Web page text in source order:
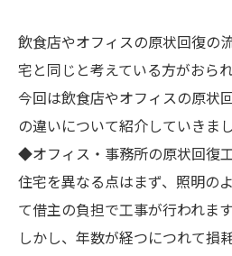
飲食店やオフィスの原状回復の
宅と同じと考えている方がおら
今回は飲食店やオフィスの原状
の違いについて紹介していきまし
◆オフィス・事務所の原状回復
住宅を異なる点はまず、照明の
て借主の負担で工事が行われます
しかし、年数が経つにつれて損